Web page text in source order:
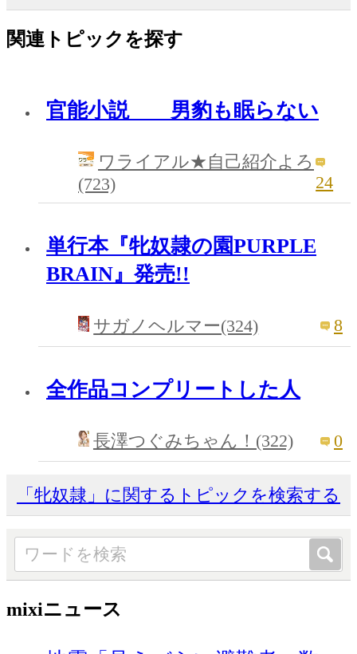
関連トピックを探す
官能小説 男豹も眠らない
ワライアル★自己紹介よろ
(723)
24
単行本『牝奴隷の園PURPLE
BRAIN』発売!!
サガノヘルマー(324) 8
全作品コンプリートした人
長澤つぐみちゃん！(322) 0
「牝奴隷」に関するトピックを検索する
mixiニュース